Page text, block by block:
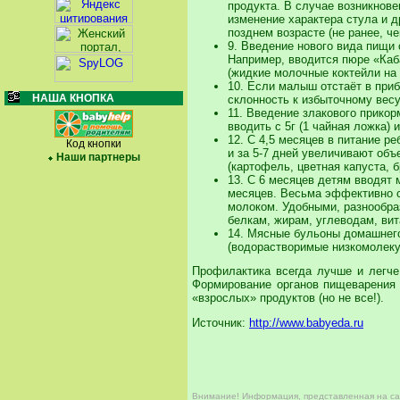
НАША КНОПКА
Код кнопки
Наши партнеры
продукта. В случае
изменение характера стула и
позднем возрасте (не ранее,
9. Введение нового вида пищи
Например, вводится пюре
(жидкие молочные коктейли
10. Если малыш отстаёт в
склонность к избыточному
11. Введение злакового
вводить с 5г (1 чайная ложка)
12. С 4,5 месяцев в питание
и за 5-7 дней увеличивают
(картофель, цветная капуста,
13. С 6 месяцев детям вводят
месяцев. Весьма эффективно
молоком. Удобными,
белкам, жирам, углеводам,
14. Мясные бульоны
(водорастворимые
Профилактика всегда лучше и
Формирование органов
«взрослых» продуктов (но не все!).
Источник: http://www.babyeda.ru
Внимание! Информация, представленная на